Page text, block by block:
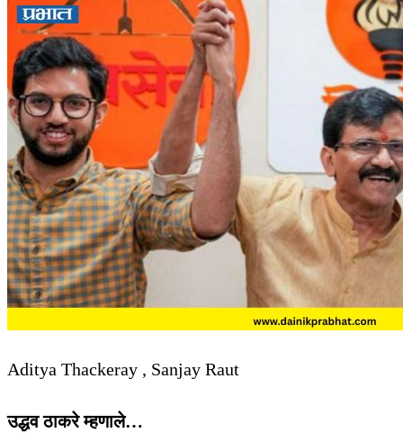
Aditya Thackeray , Sanjay Raut
उद्धव ठाकरे म्हणाले…